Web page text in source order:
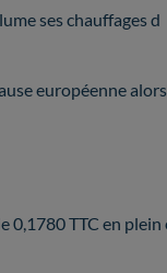
ses chauffages d
européenne
0,1780 TTC en plein